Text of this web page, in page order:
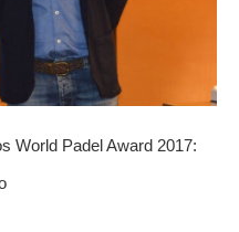
World Padel Award 2017: